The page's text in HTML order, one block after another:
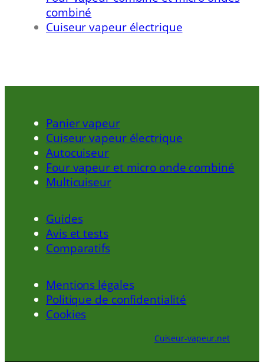
combiné
Cuiseur vapeur électrique
Panier vapeur
Cuiseur vapeur électrique
Autocuiseur
Four vapeur et micro onde combiné
Multicuiseur
Guides
Avis et tests
Comparatifs
Mentions légales
Politique de confidentialité
Cookies
Cuiseur-vapeur.net